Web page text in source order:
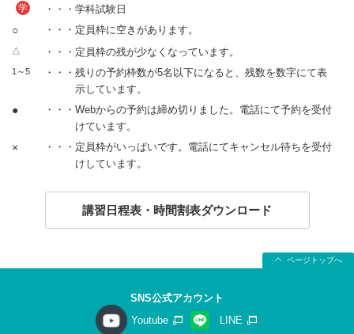
学 ・・・学科試験日
○ ・・・定員枠に空きがあります。
△ ・・・定員枠の残が少なくなっています。
1～5
・・・残りの予約枠数が5名以下になると、残数を数字にて表
示しています。
●
・・・Webからの予約は締め切りました。電話にて予約を受付
けています。
×
・・・定員枠がいっぱいです。電話にてキャンセル待ちを受付
けしています。
講習日程表・時間割表ダウンロード
ページトップへ
SNS公式アカウント
Youtube
LINE